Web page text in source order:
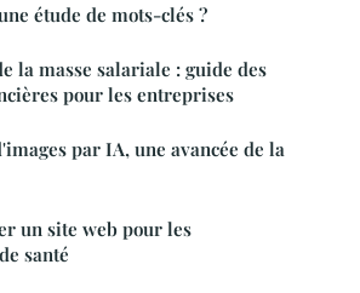
étude de mots-clés ?
la masse salariale : guide des
pour les entreprises
par IA, une avancée de la
un site web pour les
santé